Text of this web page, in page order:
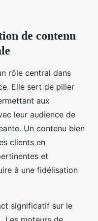
de contenu
rôle central dans
Elle sert de pilier
aux
leur audience de
Un contenu bien
clients en
et
à une fidélisation
significatif sur le